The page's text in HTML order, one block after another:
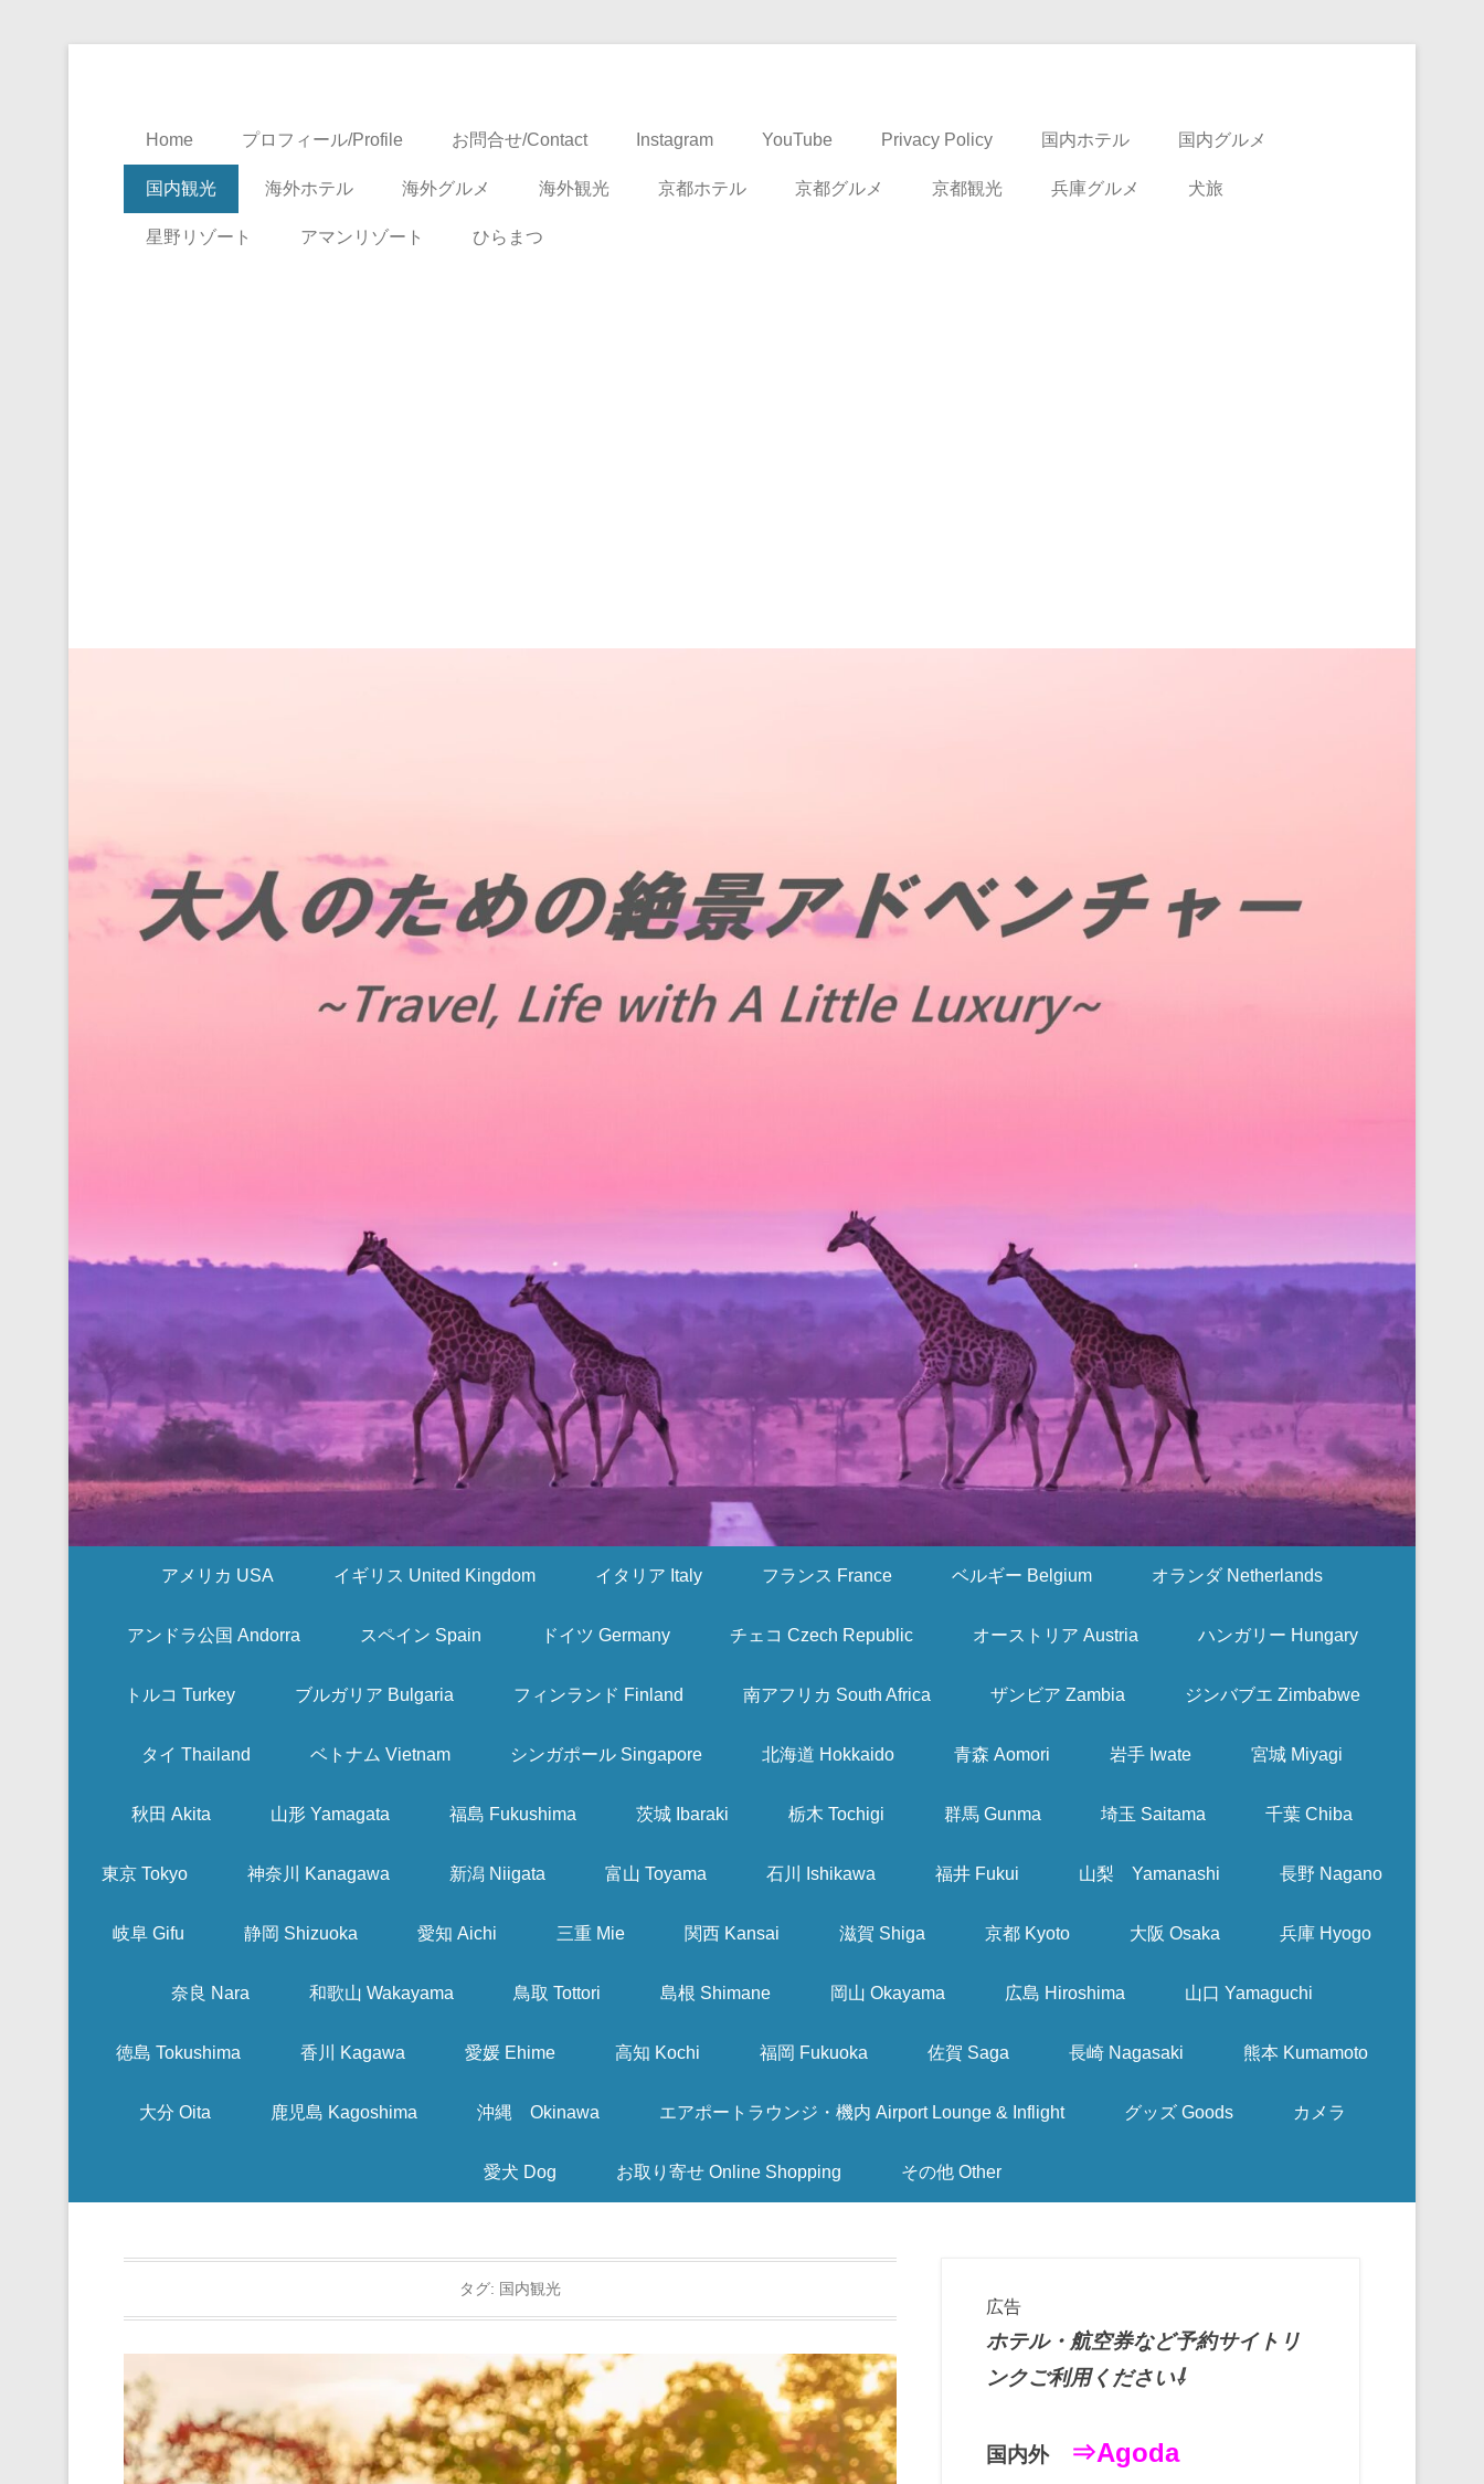
Home プロフィール/Profile お問合せ/Contact Instagram YouTube Privacy Policy 国内ホテル 国内グルメ
国内観光 海外ホテル 海外グルメ 海外観光 京都ホテル 京都グルメ 京都観光 兵庫グルメ 犬旅
星野リゾート アマンリゾート ひらまつ
アメリカ USA イギリス United Kingdom イタリア Italy フランス France ベルギー Belgium オランダ Netherlands
アンドラ公国 Andorra スペイン Spain ドイツ Germany チェコ Czech Republic オーストリア Austria ハンガリー Hungary
トルコ Turkey ブルガリア Bulgaria フィンランド Finland 南アフリカ South Africa ザンビア Zambia ジンバブエ Zimbabwe
タイ Thailand ベトナム Vietnam シンガポール Singapore 北海道 Hokkaido 青森 Aomori 岩手 Iwate 宮城 Miyagi
秋田 Akita 山形 Yamagata 福島 Fukushima 茨城 Ibaraki 栃木 Tochigi 群馬 Gunma 埼玉 Saitama 千葉 Chiba
東京 Tokyo 神奈川 Kanagawa 新潟 Niigata 富山 Toyama 石川 Ishikawa 福井 Fukui 山梨 Yamanashi 長野 Nagano
岐阜 Gifu 静岡 Shizuoka 愛知 Aichi 三重 Mie 関西 Kansai 滋賀 Shiga 京都 Kyoto 大阪 Osaka 兵庫 Hyogo
奈良 Nara 和歌山 Wakayama 鳥取 Tottori 島根 Shimane 岡山 Okayama 広島 Hiroshima 山口 Yamaguchi
徳島 Tokushima 香川 Kagawa 愛媛 Ehime 高知 Kochi 福岡 Fukuoka 佐賀 Saga 長崎 Nagasaki 熊本 Kumamoto
大分 Oita 鹿児島 Kagoshima 沖縄 Okinawa エアポートラウンジ・機内 Airport Lounge & Inflight グッズ Goods カメラ
愛犬 Dog お取り寄せ Online Shopping その他 Other
タグ: 国内観光
広告
ホテル・航空券など予約サイトリ
ンクご利用ください⇩
国内外
⇒Agoda